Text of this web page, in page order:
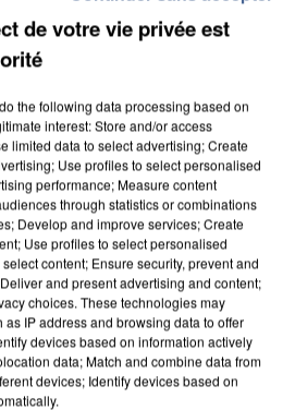
FRANCE LANCE UN ÉLAN
LES...
de votre vie privée est
do the following data processing based on
interest: Store and/or access
limited data to select advertising; Create
Use profiles to select personalised
performance; Measure content
through statistics or combinations
Develop and improve services; Create
Use profiles to select personalised
content; Ensure security, prevent and
and present advertising and content;
choices. These technologies may
IP address and browsing data to offer
devices based on information actively
data; Match and combine data from
devices; Identify devices based on